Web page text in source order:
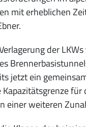
mit erheblichen
der
jetzt ein
einer weiteren